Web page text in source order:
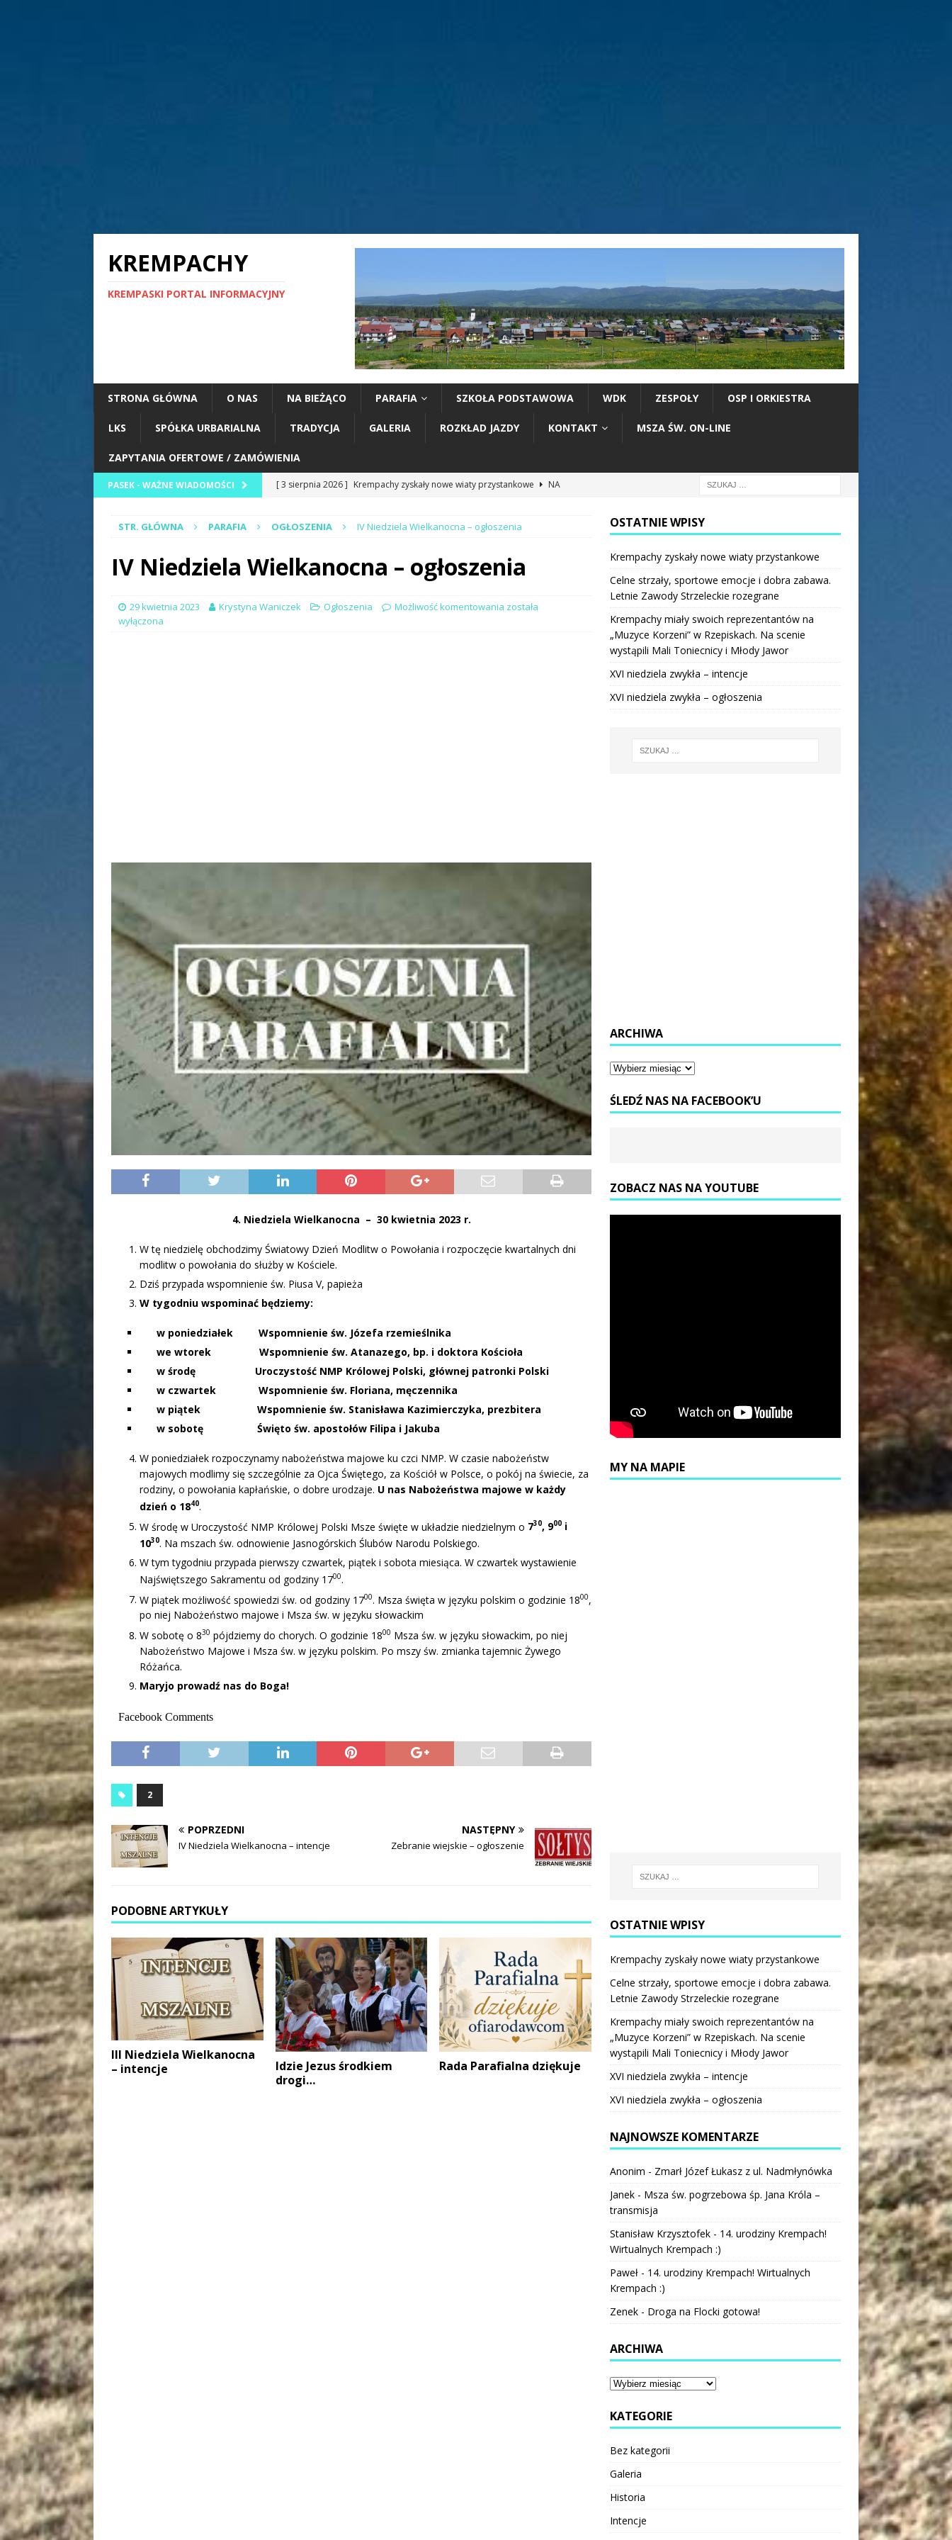
KREMPACHY
KREMPASKI PORTAL INFORMACYJNY
STRONA GŁÓWNA O NAS NA BIEŻĄCO PARAFIA SZKOŁA PODSTAWOWA WDK ZESPOŁY OSP I ORKIESTRA
LKS SPÓŁKA URBARIALNA TRADYCJA GALERIA ROZKŁAD JAZDY KONTAKT MSZA ŚW. ON-LINE
ZAPYTANIA OFERTOWE / ZAMÓWIENIA
PASEK - WAŻNE WIADOMOŚCI [ 3 sierpnia 2026 ] Krempachy zyskały nowe wiaty przystankowe
NA
[ 2 sierpnia 2026 ]
Celne strzały, sportowe emocje i dobra zabawa. Letnie
Zawody Strzeleckie rozegrane
Krempachy miały swoich reprezentantów na „Muzyce
Korzeni” w Rzepiskach. Na scenie wystąpili Mali Toniecnicy i Młody Jawor
STR. GŁÓWNA PARAFIA OGŁOSZENIA IV Niedziela Wielkanocna – ogłoszenia
IV Niedziela Wielkanocna – ogłoszenia
29 kwietnia 2023 Krystyna Waniczek Ogłoszenia Możliwość komentowania została
wyłączona
4. Niedziela Wielkanocna – 30 kwietnia 2023 r.
W tę niedzielę obchodzimy Światowy Dzień Modlitw o Powołania i rozpoczęcie kwartalnych dni
modlitw o powołania do służby w Kościele.
Dziś przypada wspomnienie św. Piusa V, papieża
W tygodniu wspominać będziemy:
w poniedziałek Wspomnienie św. Józefa rzemieślnika
we wtorek Wspomnienie św. Atanazego, bp. i doktora Kościoła
w środę Uroczystość NMP Królowej Polski, głównej patronki Polski
w czwartek Wspomnienie św. Floriana, męczennika
w piątek Wspomnienie św. Stanisława Kazimierczyka, prezbitera
w sobotę Święto św. apostołów Filipa i Jakuba
W poniedziałek rozpoczynamy nabożeństwa majowe ku czci NMP. W czasie nabożeństw
majowych modlimy się szczególnie za Ojca Świętego, za Kościół w Polsce, o pokój na świecie, za
rodziny, o powołania kapłańskie, o dobre urodzaje. U nas Nabożeństwa majowe w każdy
dzień o 1840.
W środę w Uroczystość NMP Królowej Polski Msze święte w układzie niedzielnym o 730, 900 i
1030. Na mszach św. odnowienie Jasnogórskich Ślubów Narodu Polskiego.
W tym tygodniu przypada pierwszy czwartek, piątek i sobota miesiąca. W czwartek wystawienie
Najświętszego Sakramentu od godziny 1700.
W piątek możliwość spowiedzi św. od godziny 1700. Msza święta w języku polskim o godzinie 1800,
po niej Nabożeństwo majowe i Msza św. w języku słowackim
W sobotę o 830 pójdziemy do chorych. O godzinie 1800 Msza św. w języku słowackim, po niej
Nabożeństwo Majowe i Msza św. w języku polskim. Po mszy św. zmianka tajemnic Żywego
Różańca.
Maryjo prowadź nas do Boga!
Facebook Comments
2
POPRZEDNI
IV Niedziela Wielkanocna – intencje
NASTĘPNY
Zebranie wiejskie – ogłoszenie
PODOBNE ARTYKUŁY
III Niedziela Wielkanocna
– intencje
Idzie Jezus środkiem
drogi…
Rada Parafialna dziękuje
OSTATNIE WPISY
Krempachy zyskały nowe wiaty przystankowe
Celne strzały, sportowe emocje i dobra zabawa.
Letnie Zawody Strzeleckie rozegrane
Krempachy miały swoich reprezentantów na
„Muzyce Korzeni” w Rzepiskach. Na scenie
wystąpili Mali Toniecnicy i Młody Jawor
XVI niedziela zwykła – intencje
XVI niedziela zwykła – ogłoszenia
ARCHIWA
ŚLEDŹ NAS NA FACEBOOK’U
ZOBACZ NAS NA YOUTUBE
MY NA MAPIE
OSTATNIE WPISY
Krempachy zyskały nowe wiaty przystankowe
Celne strzały, sportowe emocje i dobra zabawa.
Letnie Zawody Strzeleckie rozegrane
Krempachy miały swoich reprezentantów na
„Muzyce Korzeni” w Rzepiskach. Na scenie
wystąpili Mali Toniecnicy i Młody Jawor
XVI niedziela zwykła – intencje
XVI niedziela zwykła – ogłoszenia
NAJNOWSZE KOMENTARZE
Anonim - Zmarł Józef Łukasz z ul. Nadmłynówka
Janek- Msza św. pogrzebowa śp. Jana Króla –
transmisja
Stanisław Krzysztofek- 14. urodziny Krempach!
Wirtualnych Krempach :)
Paweł- 14. urodziny Krempach! Wirtualnych
Krempach :)
Zenek- Droga na Flocki gotowa!
ARCHIWA
KATEGORIE
Bez kategorii
Galeria
Historia
Intencje